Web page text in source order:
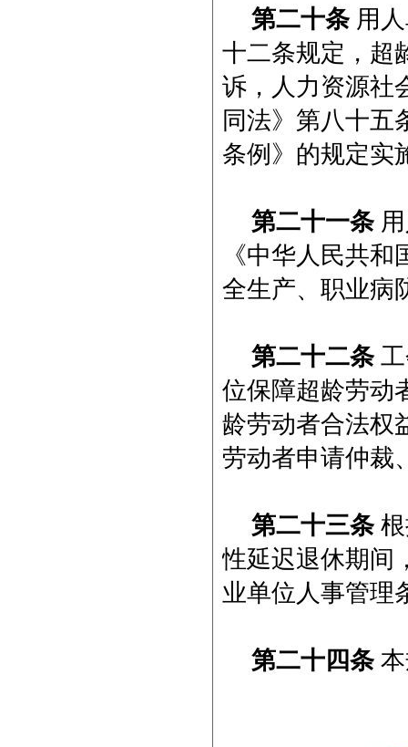
第二十条用人
十二条规定，超
诉，人力资源社
同法》第八十五
条例》的规定实
第二十一条用
《中华人民共
全生产、职业病
第二十二条工
位保障超龄劳动
龄劳动者合法权
劳动者申请仲裁
第二十三条根
性延迟退休期间
业单位人事管理
第二十四条本